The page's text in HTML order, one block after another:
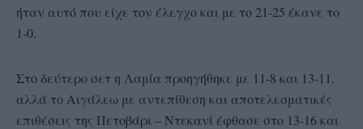
ήταν αυτό που είχε τον έλεγχο και με το 21-25 έκανε το
1-0.
Στο δεύτερο σετ η Λαμία προηγήθηκε με 11-8 και 13-11,
αλλά το Αιγάλεω με αντεπίθεση και αποτελεσματικές
επιθέσεις της Πετοβάρι – Ντεκανί έφθασε στο 13-16 και